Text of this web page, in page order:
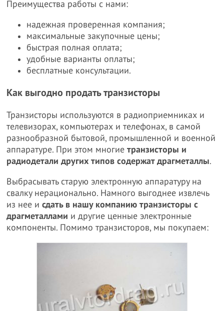
Преимущества работы с нами:
надежная проверенная компания;
максимальные закупочные цены;
быстрая полная оплата;
удобные варианты оплаты;
бесплатные консультации.
Как выгодно продать транзисторы
Транзисторы используются в радиоприемниках и
телевизорах, компьютерах и телефонах, в самой
разнообразной бытовой, промышленной и военной
аппаратуре. При этом многиетранзисторы и
радиодетали других типов содержат драгметаллы.
Выбрасывать старую электронную аппаратуру на
свалку нерационально. Намного выгоднее извлечь
из нее исдать в нашу компанию транзисторы с
драгметаллами и другие ценные электронные
компоненты. Помимо транзисторов, мы покупаем: